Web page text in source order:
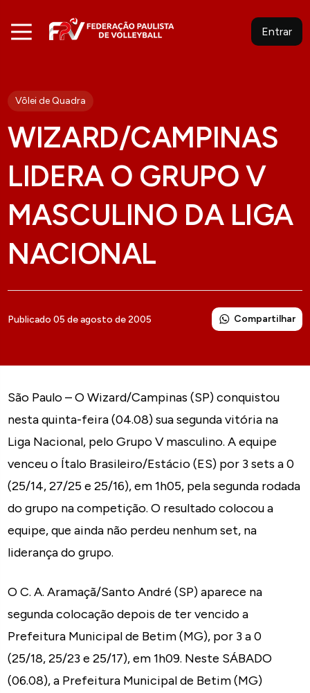
Entrar
Vôlei de Quadra
WIZARD/CAMPINAS
LIDERA O GRUPO V
MASCULINO DA LIGA
NACIONAL
Publicado 05 de agosto de 2005 Compartilhar
São Paulo – O Wizard/Campinas (SP) conquistou
nesta quinta-feira (04.08) sua segunda vitória na
Liga Nacional, pelo Grupo V masculino. A equipe
venceu o Ítalo Brasileiro/Estácio (ES) por 3 sets a 0
(25/14, 27/25 e 25/16), em 1h05, pela segunda rodada
do grupo na competição. O resultado colocou a
equipe, que ainda não perdeu nenhum set, na
liderança do grupo.
O C. A. Aramaçã/Santo André (SP) aparece na
segunda colocação depois de ter vencido a
Prefeitura Municipal de Betim (MG), por 3 a 0
(25/18, 25/23 e 25/17), em 1h09. Neste SÁBADO
(06.08), a Prefeitura Municipal de Betim (MG)